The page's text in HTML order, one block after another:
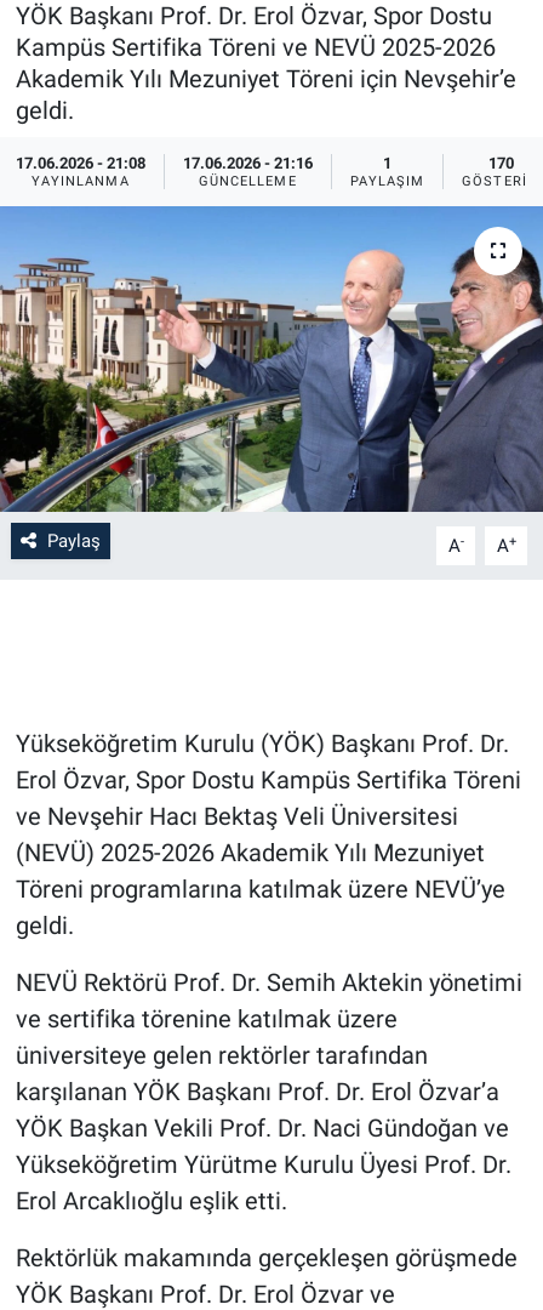
YÖK Başkanı Prof. Dr. Erol Özvar, Spor Dostu
Kampüs Sertifika Töreni ve NEVÜ 2025-2026
Akademik Yılı Mezuniyet Töreni için Nevşehir’e
geldi.
17.06.2026 - 21:08
YAYINLANMA
17.06.2026 - 21:16
GÜNCELLEME
1
PAYLAŞIM
170
GÖSTERIM
Paylaş A- A+
Yükseköğretim Kurulu (YÖK) Başkanı Prof. Dr.
Erol Özvar, Spor Dostu Kampüs Sertifika Töreni
ve Nevşehir Hacı Bektaş Veli Üniversitesi
(NEVÜ) 2025-2026 Akademik Yılı Mezuniyet
Töreni programlarına katılmak üzere NEVÜ’ye
geldi.
NEVÜ Rektörü Prof. Dr. Semih Aktekin yönetimi
ve sertifika törenine katılmak üzere
üniversiteye gelen rektörler tarafından
karşılanan YÖK Başkanı Prof. Dr. Erol Özvar’a
YÖK Başkan Vekili Prof. Dr. Naci Gündoğan ve
Yükseköğretim Yürütme Kurulu Üyesi Prof. Dr.
Erol Arcaklıoğlu eşlik etti.
Rektörlük makamında gerçekleşen görüşmede
YÖK Başkanı Prof. Dr. Erol Özvar ve
Sağlık
Yerel
Genel
İlan - Duyuru- Mesaj
Türkiye Gündemi
Sizden Gelenler
Sağlık
Eğitim
Kültür
3.Sayfa
Medya
Kayseri
Niğde
Aksaray
Kırşehir
Yerel
Genel
Asayiş
Kültür - Sanat
Politika
İlan - Duyuru- Mesaj
Türkiye Gündemi
Sizden Gelenler